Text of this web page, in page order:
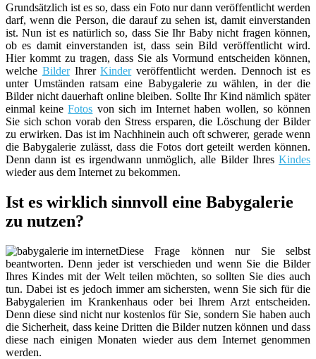
Grundsätzlich ist es so, dass ein Foto nur dann veröffentlicht werden
darf, wenn die Person, die darauf zu sehen ist, damit einverstanden
ist. Nun ist es natürlich so, dass Sie Ihr Baby nicht fragen können,
ob es damit einverstanden ist, dass sein Bild veröffentlicht wird.
Hier kommt zu tragen, dass Sie als Vormund entscheiden können,
welche BilderIhrerKinderveröffentlicht werden. Dennoch ist es
unter Umständen ratsam eine Babygalerie zu wählen, in der die
Bilder nicht dauerhaft online bleiben. Sollte Ihr Kind nämlich später
einmal keineFotos von sich im Internet haben wollen, so können
Sie sich schon vorab den Stress ersparen, die Löschung der Bilder
zu erwirken. Das ist im Nachhinein auch oft schwerer, gerade wenn
die Babygalerie zulässt, dass die Fotos dort geteilt werden können.
Denn dann ist es irgendwann unmöglich, alle Bilder Ihres Kindes
wieder aus dem Internet zu bekommen.
Ist es wirklich sinnvoll eine Babygalerie
zu nutzen?
Diese Frage können nur Sie selbst
beantworten. Denn jeder ist verschieden und wenn Sie die Bilder
Ihres Kindes mit der Welt teilen möchten, so sollten Sie dies auch
tun. Dabei ist es jedoch immer am sichersten, wenn Sie sich für die
Babygalerien im Krankenhaus oder bei Ihrem Arzt entscheiden.
Denn diese sind nicht nur kostenlos für Sie, sondern Sie haben auch
die Sicherheit, dass keine Dritten die Bilder nutzen können und dass
diese nach einigen Monaten wieder aus dem Internet genommen
werden.